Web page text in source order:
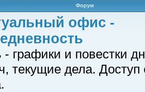
Форум
офис -
- графики и повестки
текущие дела.